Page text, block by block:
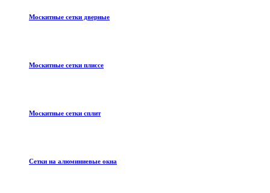
Москитные сетки дверные
Москитные сетки плиссе
Москитные сетки сплит
Сетки на алюминиевые окна